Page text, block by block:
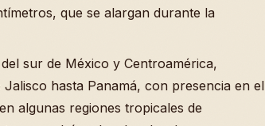
que se alargan durante la
sur de México y Centroamérica,
Jalisco hasta Panamá, con presencia en el
algunas regiones tropicales de